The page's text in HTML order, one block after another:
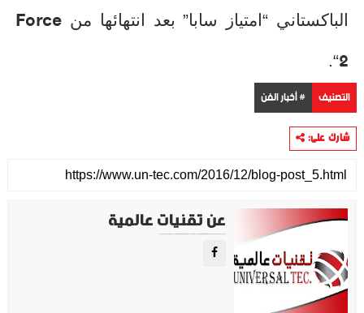
الباكستاني “امتياز سابا” بعد انتهائها منForce
2
“.
التصنيف # أخبار الفن
شارك على:
عن تقنيات عالمية